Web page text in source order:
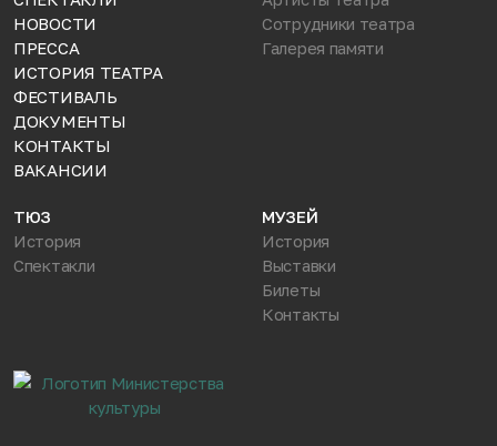
НОВОСТИ
ПРЕССА
ИСТОРИЯ ТЕАТРА
ФЕСТИВАЛЬ
ДОКУМЕНТЫ
КОНТАКТЫ
ВАКАНСИИ
Сотрудники театра
Галерея памяти
ТЮЗ
История
Спектакли
МУЗЕЙ
История
Выставки
Билеты
Контакты